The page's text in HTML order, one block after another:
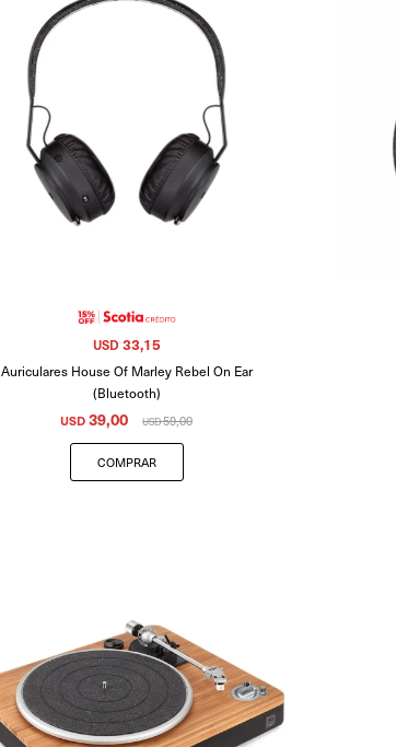
Auriculares House Of Marley Rebel On Ear
(Bluetooth)
USD39,00 USD59,00
USD 33,15